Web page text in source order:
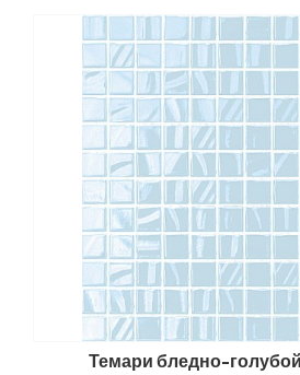
Темари бледно-